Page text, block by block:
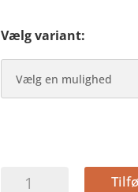
Vælg variant:
KIRGISISTAN